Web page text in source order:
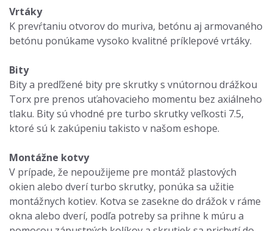
Vrtáky
K prevŕtaniu otvorov do muriva, betónu aj armovaného
betónu ponúkame vysoko kvalitné príklepové vrtáky.
Bity
Bity a predľžené bity pre skrutky s vnútornou drážkou
Torx pre prenos uťahovacieho momentu bez axiálneho
tlaku. Bity sú vhodné pre turbo skrutky veľkosti 7.5,
ktoré sú k zakúpeniu takisto v našom eshope.
Montážne kotvy
V prípade, že nepoužijeme pre montáž plastových
okien alebo dverí turbo skrutky, ponúka sa užitie
montážnych kotiev. Kotva se zasekne do drážok v ráme
okna alebo dverí, podľa potreby sa prihne k múru a